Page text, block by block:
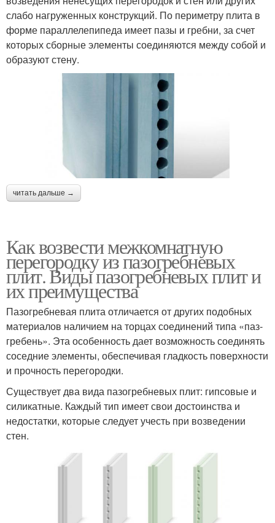
слабо нагруженных конструкций. По периметру плита в
форме параллелепипеда имеет пазы и гребни, за счет
которых сборные элементы соединяются между собой и
образуют стену.
читать дальше →
Как возвести межкомнатную
перегородку из пазогребневых
плит. Виды пазогребневых плит и
их преимущества
Пазогребневая плита отличается от других подобных
материалов наличием на торцах соединений типа «паз-
гребень». Эта особенность дает возможность соединять
соседние элементы, обеспечивая гладкость поверхности
и прочность перегородки.
Существует два вида пазогребневых плит: гипсовые и
силикатные. Каждый тип имеет свои достоинства и
недостатки, которые следует учесть при возведении
стен.